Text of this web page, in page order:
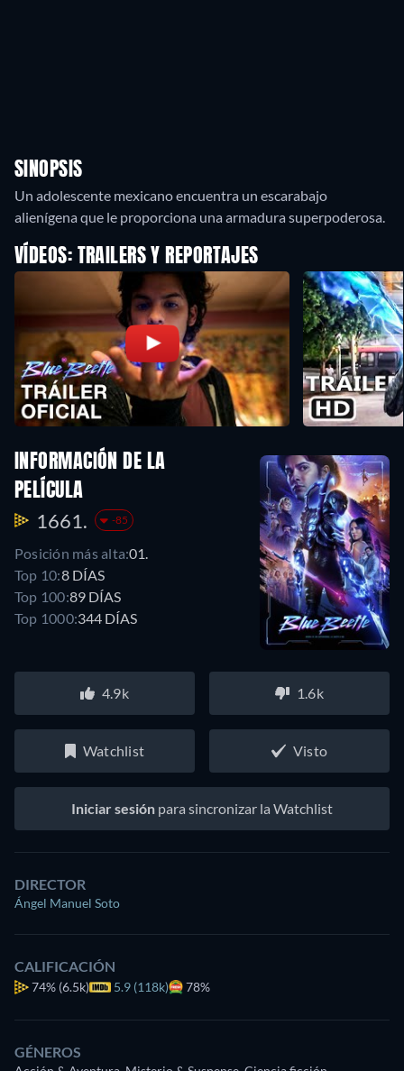
SINOPSIS
Un adolescente mexicano encuentra un escarabajo
alienígena que le proporciona una armadura superpoderosa.
VÍDEOS: TRAILERS Y REPORTAJES
INFORMACIÓN DE LA
PELÍCULA
1661. -85
Posición más alta:01.
Top 10:8 DÍAS
Top 100:89 DÍAS
Top 1000:344 DÍAS
4.9k 1.6k
Watchlist Visto
Iniciar sesión para sincronizar la Watchlist
DIRECTOR
Ángel Manuel Soto
CALIFICACIÓN
74% (6.5k) 5.9 (118k) 78%
GÉNEROS